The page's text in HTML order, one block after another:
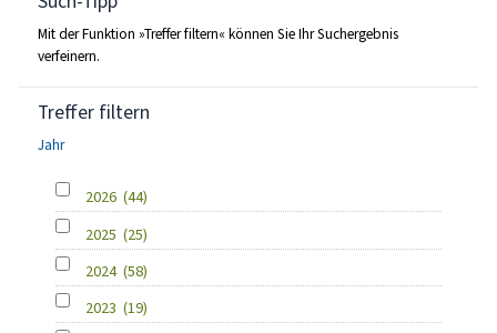
Mit der Funktion »Treffer filtern« können Sie Ihr Suchergebnis
verfeinern.
Treffer filtern
Jahr
2026 (44)
2025 (25)
2024 (58)
2023 (19)